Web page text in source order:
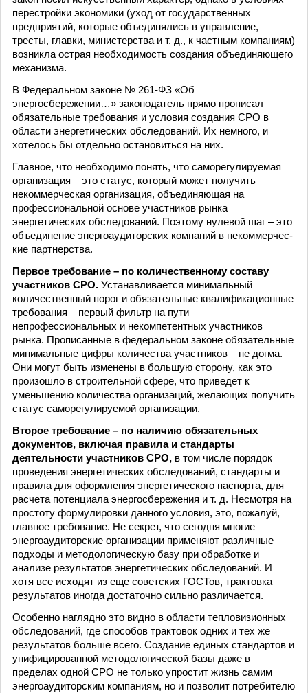
перестройки экономики (уход от государственных
предприятий, которые объединялись в управление,
тресты, главки, министерства и т. д., к частным компаниям)
возникла острая необходимость создания объединяющего
механизма.
В Федеральном законе № 261-ФЗ «Об
энергосбережении…» законодатель прямо прописал
обязательные требования и условия создания СРО в
области энергетических обследований. Их немного, и
хотелось бы отдельно остановиться на них.
Главное, что необходимо понять, что саморегулируемая
организация – это статус, который может получить
некоммерческая организация, объединяющая на
профессиональной основе участников рынка
энергетических обследований. Поэтому нулевой шаг – это
объединение энергоаудиторских компаний в некоммерчес-
кие партнерства.
Первое требование – по количественному составу
участников СРО. Устанавливается минимальный
количественный порог и обязательные квалификационные
требования – первый фильтр на пути
непрофессиональных и некомпетентных участников
рынка. Прописанные в федеральном законе обязательные
минимальные цифры количества участников – не догма.
Они могут быть изменены в большую сторону, как это
произошло в строительной сфере, что приведет к
уменьшению количества организаций, желающих получить
статус саморегулируемой организации.
Второе требование – по наличию обязательных
документов, включая правила и стандарты
деятельности участников СРО, в том числе порядок
проведения энергетических обследований, стандарты и
правила для оформления энергетического паспорта, для
расчета потенциала энергосбережения и т. д. Несмотря на
простоту формулировки данного условия, это, пожалуй,
главное требование. Не секрет, что сегодня многие
энергоаудиторские организации применяют различные
подходы и методологическую базу при обработке и
анализе результатов энергетических обследований. И
хотя все исходят из еще советских ГОСТов, трактовка
результатов иногда достаточно сильно различается.
Особенно наглядно это видно в области тепловизионных
обследований, где способов трактовок одних и тех же
результатов больше всего. Создание единых стандартов и
унифицированной методологической базы даже в
пределах одной СРО не только упростит жизнь самим
энергоаудиторским компаниям, но и позволит потребителю